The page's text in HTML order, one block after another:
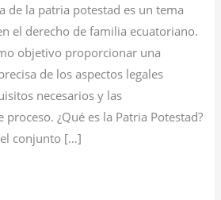
de la patria potestad es un tema
el derecho de familia ecuatoriano.
objetivo proporcionar una
de los aspectos legales
necesarios y las
proceso. ¿Qué es la Patria Potestad?
conjunto […]